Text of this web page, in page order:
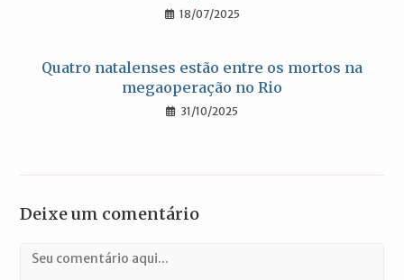
18/07/2025
Quatro natalenses estão entre os mortos na
megaoperação no Rio
31/10/2025
Deixe um comentário
Comentário